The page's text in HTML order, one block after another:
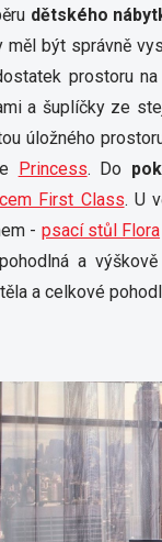
dětského
měl být správně
prostoru
a šuplíčky ze
úložného
Princess. Do
First Class. U
- psací stůl Flora
a
a celkové